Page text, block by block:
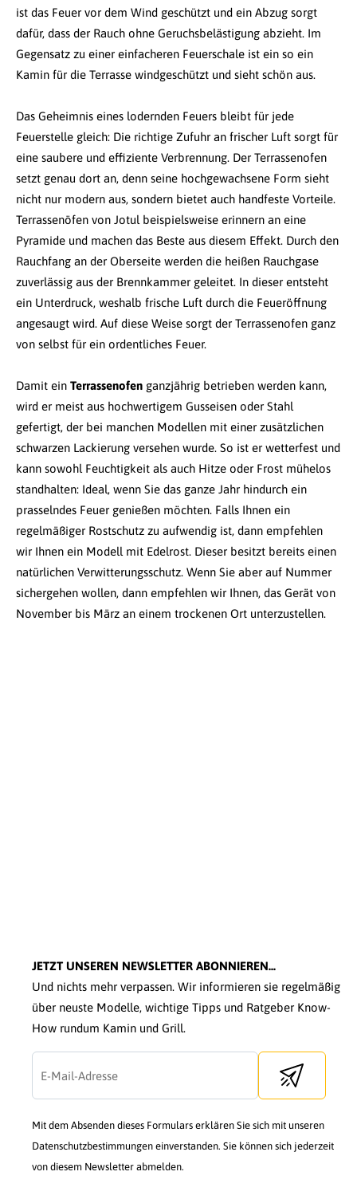
ist das Feuer vor dem Wind geschützt und ein Abzug sorgt
dafür, dass der Rauch ohne Geruchsbelästigung abzieht. Im
Gegensatz zu einer einfacheren Feuerschale ist ein so ein
Kamin für die Terrasse windgeschützt und sieht schön aus.
Das Geheimnis eines lodernden Feuers bleibt für jede
Feuerstelle gleich: Die richtige Zufuhr an frischer Luft sorgt für
eine saubere und effiziente Verbrennung. Der Terrassenofen
setzt genau dort an, denn seine hochgewachsene Form sieht
nicht nur modern aus, sondern bietet auch handfeste Vorteile.
Terrassenöfen von Jotul beispielsweise erinnern an eine
Pyramide und machen das Beste aus diesem Effekt. Durch den
Rauchfang an der Oberseite werden die heißen Rauchgase
zuverlässig aus der Brennkammer geleitet. In dieser entsteht
ein Unterdruck, weshalb frische Luft durch die Feueröffnung
angesaugt wird. Auf diese Weise sorgt der Terrassenofen ganz
von selbst für ein ordentliches Feuer.
Damit ein Terrassenofen ganzjährig betrieben werden kann,
wird er meist aus hochwertigem Gusseisen oder Stahl
gefertigt, der bei manchen Modellen mit einer zusätzlichen
schwarzen Lackierung versehen wurde. So ist er wetterfest und
kann sowohl Feuchtigkeit als auch Hitze oder Frost mühelos
standhalten: Ideal, wenn Sie das ganze Jahr hindurch ein
prasselndes Feuer genießen möchten. Falls Ihnen ein
regelmäßiger Rostschutz zu aufwendig ist, dann empfehlen
wir Ihnen ein Modell mit Edelrost. Dieser besitzt bereits einen
natürlichen Verwitterungsschutz. Wenn Sie aber auf Nummer
sichergehen wollen, dann empfehlen wir Ihnen, das Gerät von
November bis März an einem trockenen Ort unterzustellen.
JETZT UNSEREN NEWSLETTER ABONNIEREN...
Und nichts mehr verpassen. Wir informieren sie regelmäßig
über neuste Modelle, wichtige Tipps und Ratgeber Know-
How rundum Kamin und Grill.
Send
Mit dem Absenden dieses Formulars erklären Sie sich mit unseren
Datenschutzbestimmungen einverstanden. Sie können sich jederzeit
von diesem Newsletter abmelden.